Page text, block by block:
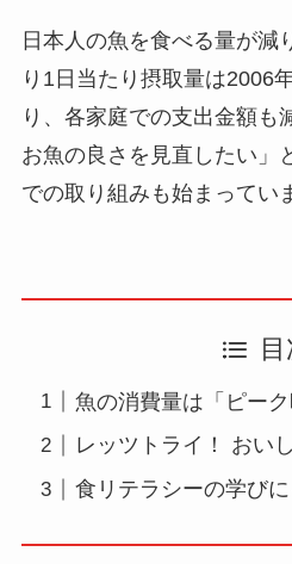
日本人の魚を食べる量が減
り1日当たり摂取量は2006
り、各家庭での支出金額も
お魚の良さを見直したい」
での取り組みも始まってい
魚の消費量は「ピー
レッツトライ！ おい
食リテラシーの学び